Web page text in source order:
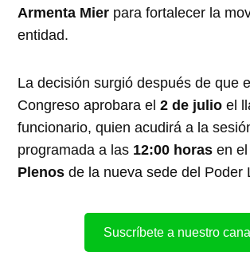
Armenta Mier para fortalecer la
entidad.
La decisión surgió después de que
Congreso aprobara el2 de julio el
funcionario, quien acudirá a la
programada a las 12:00 horas en
Plenos de la nueva sede del Poder
Suscríbete a nuestro canal